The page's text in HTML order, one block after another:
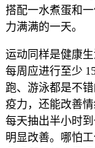
搭配一水煮蛋和
力满满的一天。
运动同样是健康
每周应进行至少
跑、游泳都是不
疫力，还能改善
每天抽出半小时
明显改善。哪怕